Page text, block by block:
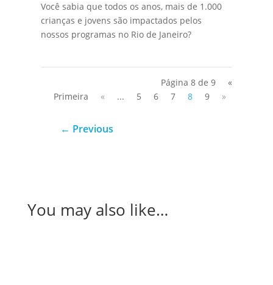
Você sabia que todos os anos, mais de 1.000
crianças e jovens são impactados pelos
nossos programas no Rio de Janeiro?
Página 8 de 9
«
Primeira
« ... 5 6 7 8 9 »
← Previous
You may also like…